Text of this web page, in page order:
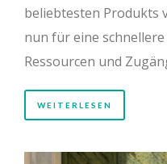
beliebtesten Produkts
nun für eine
Ressourcen und
WEITERLESEN